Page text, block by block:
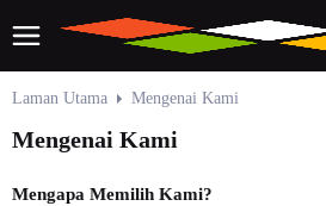
Laman Utama Mengenai Kami
Mengenai Kami
Mengapa Memilih Kami?